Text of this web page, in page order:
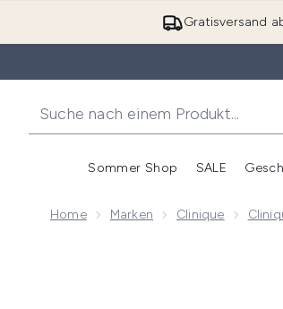
Gratisversand
Sommer Shop SALE
Home Marken Clinique